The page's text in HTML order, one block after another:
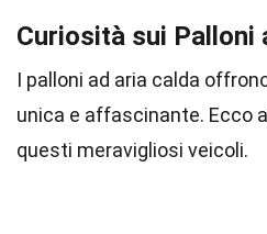
Curiosità sui Palloni
I palloni ad aria calda
unica e affascinante. Ecco
questi meravigliosi veicoli.